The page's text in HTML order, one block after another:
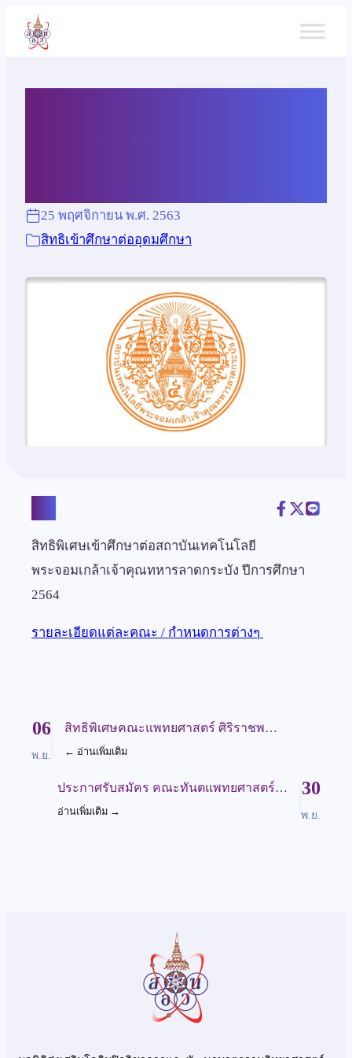
เนื้อหา
25 พฤศจิกายน พ.ศ. 2563
สิทธิเข้าศึกษาต่ออุดมศึกษา
สิทธิพิเศษเข้าศึกษาต่อสถาบันเทคโนโลยี
พระจอมเกล้าเจ้าคุณทหารลาดกระบัง ปีการศึกษา
2564
รายละเอียดแต่ละคณะ / กำหนดการต่างๆ
06
พ.ย.
สิทธิพิเศษคณะแพทยศาสตร์ ศิริราชพ…
← อ่านเพิ่มเติม
30
พ.ย.
ประกาศรับสมัคร คณะทันตแพทยศาสตร์…
อ่านเพิ่มเติม →